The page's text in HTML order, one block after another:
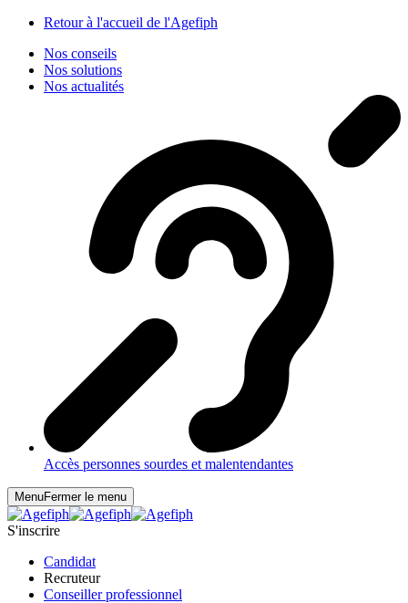
Retour à l'accueil de l'Agefiph
Nos conseils
Nos solutions
Nos actualités
Accès personnes sourdes et malentendantes
MenuFermer le menu
S'inscrire
Candidat
Recruteur
Conseiller professionnel